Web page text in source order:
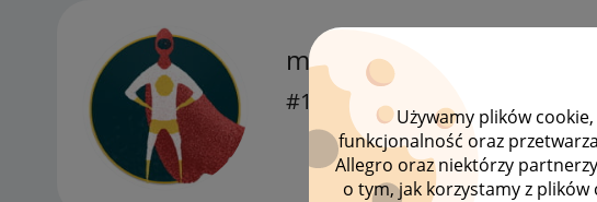
Używamy plików
funkcjonalność oraz
Allegro oraz niektórzy
o tym, jak korzystamy z
monik070774
#1 Nowicjusz